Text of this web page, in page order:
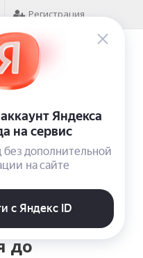
Регистрация
( 0)
0₽
ОТЗЫВЫ
2
до